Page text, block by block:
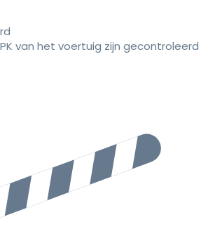
van het voertuig zijn gecontroleerd